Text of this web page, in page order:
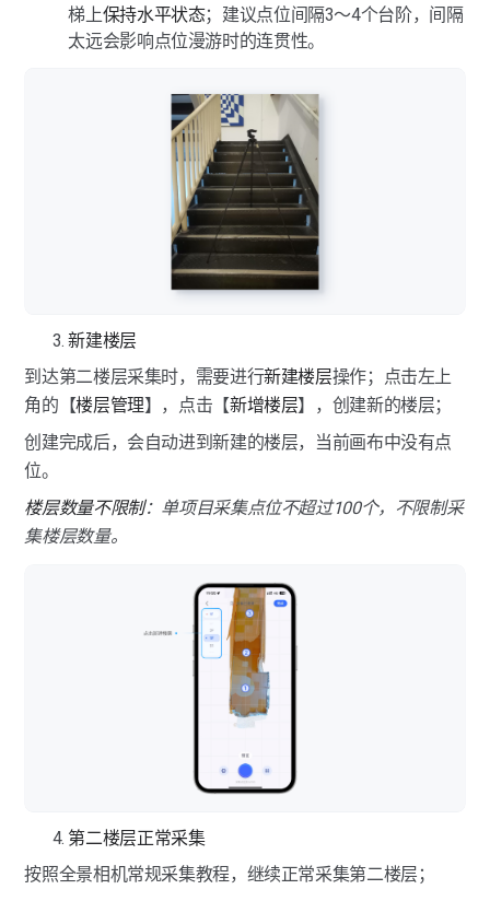
梯上保持水平状态；建议点位间隔3～4个台阶，间隔
太远会影响点位漫游时的连贯性。
新建楼层
到达第二楼层采集时，需要进行新建楼层操作；点击左上
角的【楼层管理】，点击【新增楼层】，创建新的楼层；
创建完成后，会自动进到新建的楼层，当前画布中没有点
位。
楼层数量不限制：单项目采集点位不超过100个，不限制采
集楼层数量。
第二楼层正常采集
按照全景相机常规采集教程，继续正常采集第二楼层；